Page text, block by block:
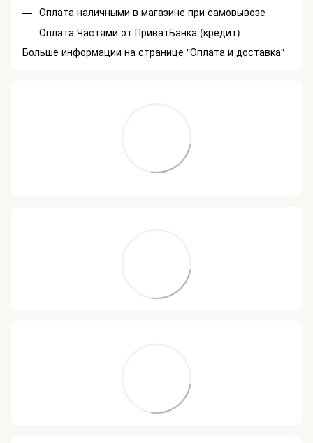
Оплата наличными в магазине при самовывозе
Оплата Частями от ПриватБанка (кредит)
Больше информации на странице "Оплата и доставка"